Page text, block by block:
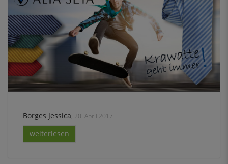
Borges Jessica, 20. April 2017
weiterlesen